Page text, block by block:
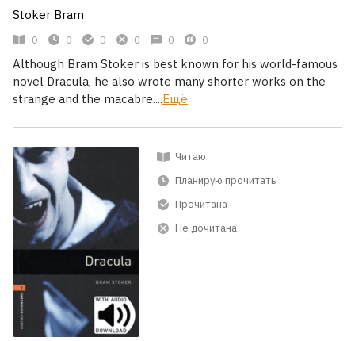
Stoker Bram
0 0 0 0 0 0
Although Bram Stoker is best known for his world-famous
novel Dracula, he also wrote many shorter works on the
strange and the macabre....Ещё
Читаю
Планирую прочитать
Прочитана
Не дочитана